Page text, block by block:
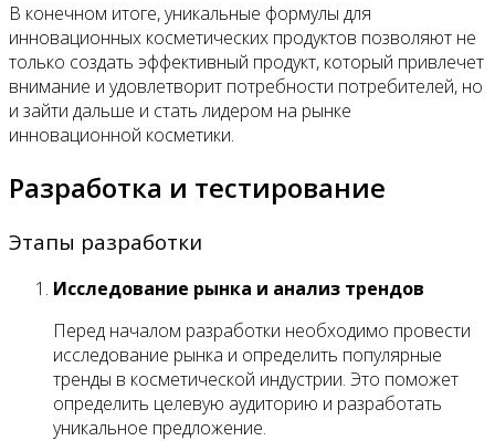
В конечном итоге, уникальные формулы для
инновационных косметических продуктов позволяют не
только создать эффективный продукт, который привлечет
внимание и удовлетворит потребности потребителей, но
и зайти дальше и стать лидером на рынке
инновационной косметики.
Разработка и тестирование
Этапы разработки
Исследование рынка и анализ трендов
Перед началом разработки необходимо провести
исследование рынка и определить популярные
тренды в косметической индустрии. Это поможет
определить целевую аудиторию и разработать
уникальное предложение.